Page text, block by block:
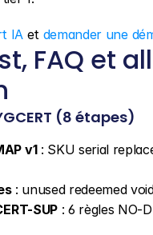
IA et demander une
FAQ et
(8 étapes)
v1 : SKU serial
: unused redeemed
SUP : 6 règles NO-